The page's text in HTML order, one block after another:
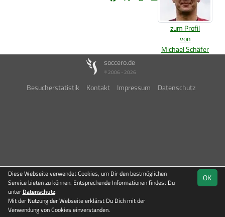
zum Profil
von
Michael Schäfer
soccero.de
© 2006 - 2026
Besucherstatistik Kontakt Impressum Datenschutz
OK
Diese Webseite verwendet Cookies, um Dir den bestmöglichen
Service bieten zu können. Entsprechende Informationen findest Du
unter Datenschutz.
Mit der Nutzung der Webseite erklärst Du Dich mit der
Verwendung von Cookies einverstanden.